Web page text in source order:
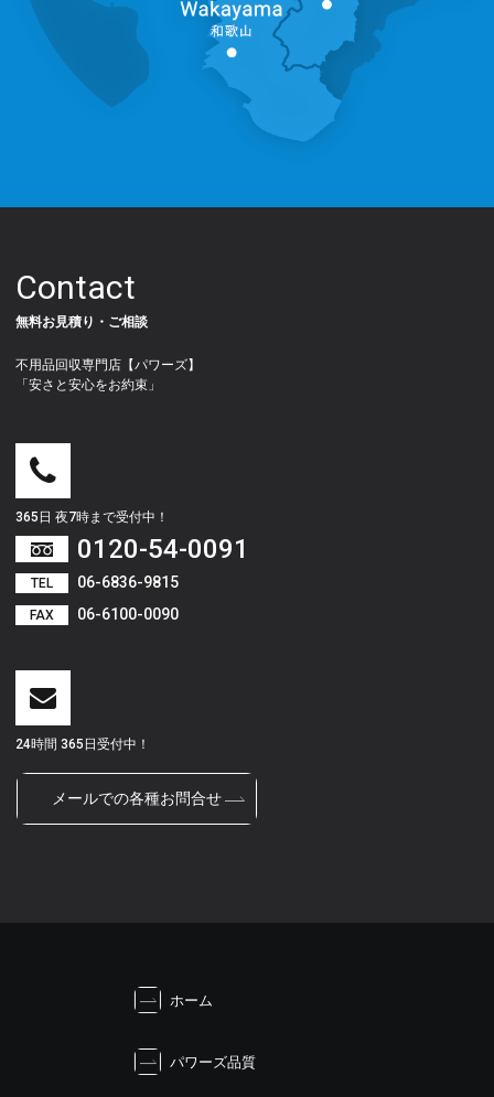
Contact
無料お見積り・ご相談
不用品回収専門店【パワーズ】
「安さと安心をお約束」
365日 夜7時まで受付中！
0120-54-0091
TEL 06-6836-9815
FAX 06-6100-0090
24時間 365日受付中！
メールでの各種お問合せ
ホーム
パワーズ品質